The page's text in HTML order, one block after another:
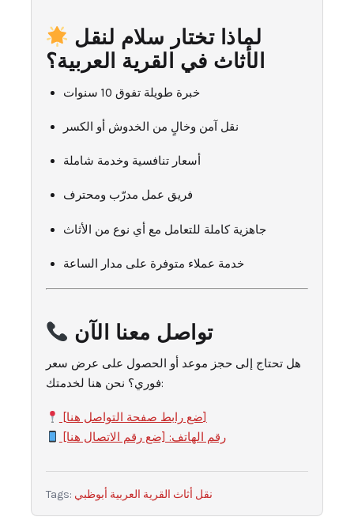
الأثاث في القرية العربية؟
خبرة طويلة تفوق 10 سنوات
نقل آمن وخالٍ من الخدوش أو الكسر
أسعار تنافسية وخدمة شاملة
فريق عمل مدرّب ومحترف
جاهزية كاملة للتعامل مع أي نوع من الأثاث
خدمة عملاء متوفرة على مدار الساعة
تواصل معنا الآن
هل تحتاج إلى حجز موعد أو الحصول على عرض سعر
فوري؟ نحن هنا لخدمتك:
[ضع رابط صفحة التواصل هنا]
رقم الهاتف: [ضع رقم الاتصال هنا]
Tags: نقل أثاث القرية العربية أبوظبي